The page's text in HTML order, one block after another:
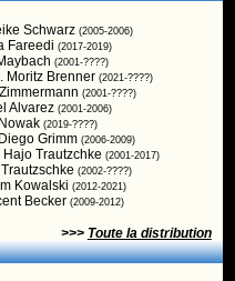
Schwarz (2005-2006)
Fareedi (2017-2019)
(2001-????)
Moritz Brenner (2021-????)
(2001-????)
Alvarez (2001-2006)
(2019-????)
Grimm (2006-2009)
Hajo Trautzchke (2001-2017)
(2002-????)
Kowalski (2012-2021)
Becker (2009-2012)
>>> Toute la distribution